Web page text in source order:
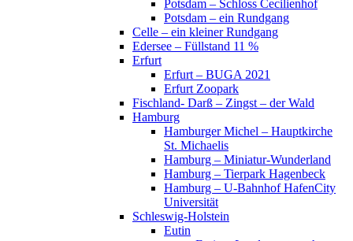
Potsdam – Schloss Cecilienhof
Potsdam – ein Rundgang
Celle – ein kleiner Rundgang
Edersee – Füllstand 11 %
Erfurt
Erfurt – BUGA 2021
Erfurt Zoopark
Fischland- Darß – Zingst – der Wald
Hamburg
Hamburger Michel – Hauptkirche
St. Michaelis
Hamburg – Miniatur-Wunderland
Hamburg – Tierpark Hagenbeck
Hamburg – U-Bahnhof HafenCity
Universität
Schleswig-Holstein
Eutin